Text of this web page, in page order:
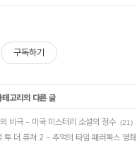
구독하기
테고리의 다른 글
비극 - 미국 미스터리 소설의 정수 (21)
더 퓨쳐 2 - 추억의 타임 패러독스 영화